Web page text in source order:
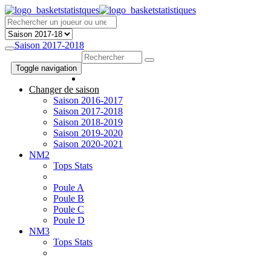
Saison 2017-2018
Toggle navigation
Changer de saison
Saison 2016-2017
Saison 2017-2018
Saison 2018-2019
Saison 2019-2020
Saison 2020-2021
NM2
Tops Stats
Poule A
Poule B
Poule C
Poule D
NM3
Tops Stats